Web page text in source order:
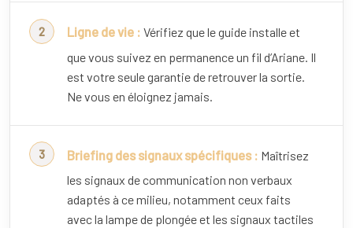
Ligne de vie : Vérifiez que le guide installe et
que vous suivez en permanence un fil d’Ariane. Il
est votre seule garantie de retrouver la sortie.
Ne vous en éloignez jamais.
Briefing des signaux spécifiques : Maîtrisez
les signaux de communication non verbaux
adaptés à ce milieu, notamment ceux faits
avec la lampe de plongée et les signaux tactiles